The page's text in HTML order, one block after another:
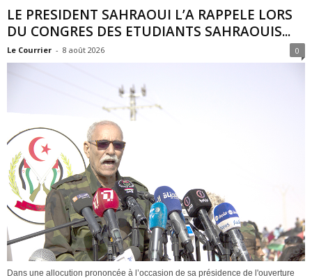
LE PRESIDENT SAHRAOUI L’A RAPPELE LORS
DU CONGRES DES ETUDIANTS SAHRAOUIS...
Le Courrier - 8 août 2026 0
Dans une allocution prononcée à l’occasion de sa présidence de l'ouverture